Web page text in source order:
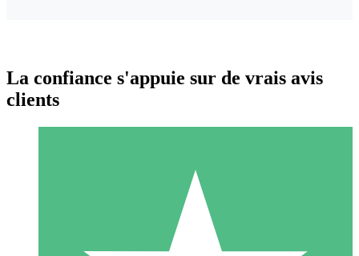
Packs de Crédits Individuels
Payez à l'utilisation avec des crédits de téléchargement. Sans
La confiance s'appuie sur de vrais avis
clients